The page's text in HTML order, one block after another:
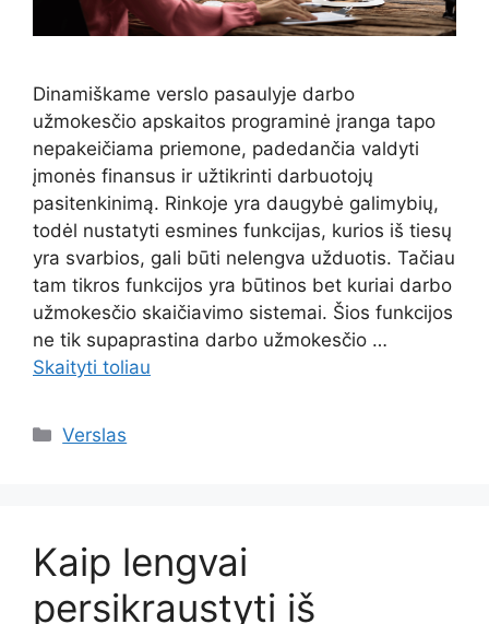
Dinamiškame verslo pasaulyje darbo
užmokesčio apskaitos programinė įranga tapo
nepakeičiama priemone, padedančia valdyti
įmonės finansus ir užtikrinti darbuotojų
pasitenkinimą. Rinkoje yra daugybė galimybių,
todėl nustatyti esmines funkcijas, kurios iš tiesų
yra svarbios, gali būti nelengva užduotis. Tačiau
tam tikros funkcijos yra būtinos bet kuriai darbo
užmokesčio skaičiavimo sistemai. Šios funkcijos
ne tik supaprastina darbo užmokesčio …
Skaityti toliau
Kategorijos
Verslas
Kaip lengvai
persikraustyti iš